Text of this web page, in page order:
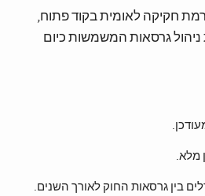
חקיקה לאומית בקוד פתוח,
גרסאות המשמשות כיום
מלא.
בין גרסאות החוק לאורך השנים.